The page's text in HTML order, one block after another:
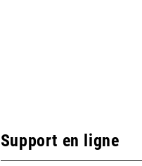
Support en ligne